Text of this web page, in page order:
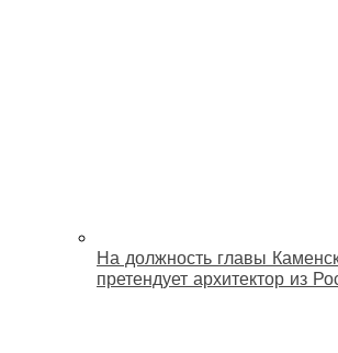
На должность главы
претендует архитектор из